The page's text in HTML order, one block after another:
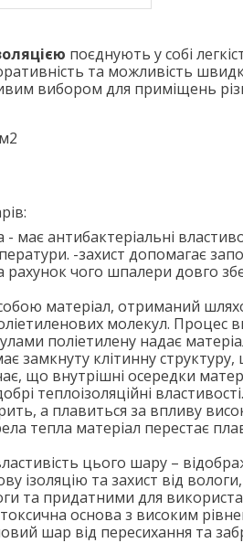
поєднують у собі
та можливість
вибором для приміщень
має антибактеріальні
-захист допомагає
рахунок чого шпалери довго
собою матеріал, отриманий
молекул. Процес
поліетилену надає
замкнуту клітинну
що внутрішні осередки
теплоізоляційні
а плавиться за впливу
тепла матеріал перестає
цього шару –
ізоляцію та захист від
та придатними для
основа з високим рівнем
шар від пересихання та